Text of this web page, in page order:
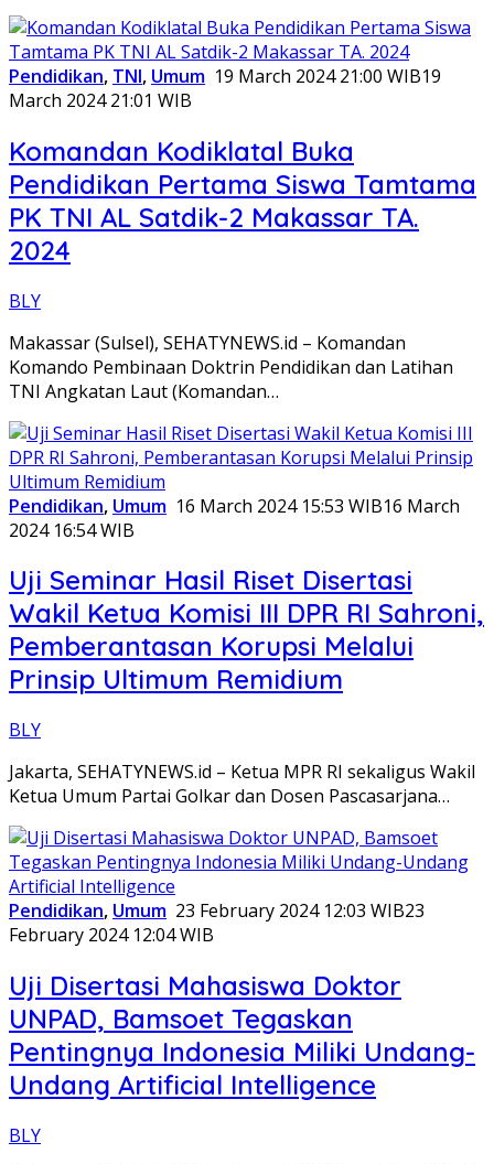
Pendidikan, TNI, Umum 19 March 2024 21:00 WIB19
March 2024 21:01 WIB
Komandan Kodiklatal Buka
Pendidikan Pertama Siswa Tamtama
PK TNI AL Satdik-2 Makassar TA.
2024
BLY
Makassar (Sulsel), SEHATYNEWS.id – Komandan
Komando Pembinaan Doktrin Pendidikan dan Latihan
TNI Angkatan Laut (Komandan…
Pendidikan, Umum 16 March 2024 15:53 WIB16 March
2024 16:54 WIB
Uji Seminar Hasil Riset Disertasi
Wakil Ketua Komisi III DPR RI Sahroni,
Pemberantasan Korupsi Melalui
Prinsip Ultimum Remidium
BLY
Jakarta, SEHATYNEWS.id – Ketua MPR RI sekaligus Wakil
Ketua Umum Partai Golkar dan Dosen Pascasarjana…
Pendidikan, Umum 23 February 2024 12:03 WIB23
February 2024 12:04 WIB
Uji Disertasi Mahasiswa Doktor
UNPAD, Bamsoet Tegaskan
Pentingnya Indonesia Miliki Undang-
Undang Artificial Intelligence
BLY